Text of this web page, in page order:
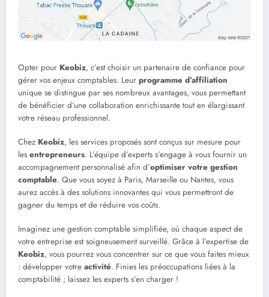
Opter pour Keobiz, c’est choisir un partenaire de confiance pour
gérer vos enjeux comptables. Leur programme d’affiliation
unique se distingue par ses nombreux avantages, vous permettant
de bénéficier d’une collaboration enrichissante tout en élargissant
votre réseau professionnel.
Chez Keobiz, les services proposés sont conçus sur mesure pour
les entrepreneurs. L’équipe d’experts s’engage à vous fournir un
accompagnement personnalisé afin d’optimiser votre gestion
comptable. Que vous soyez à Paris, Marseille ou Nantes, vous
aurez accès à des solutions innovantes qui vous permettront de
gagner du temps et de réduire vos coûts.
Imaginez une gestion comptable simplifiée, où chaque aspect de
votre entreprise est soigneusement surveillé. Grâce à l’expertise de
Keobiz, vous pourrez vous concentrer sur ce que vous faites mieux
: développer votre activité. Finies les préoccupations liées à la
comptabilité ; laissez les experts s’en charger !